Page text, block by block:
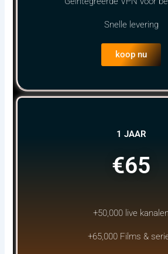
Snelle levering
koop nu
1 JAAR
€65
+50,000 live kanalen
+65,000 Films &